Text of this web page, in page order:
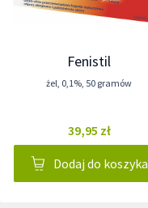
Fenistil
żel, 0,1%, 50 gramów
39,95 zł
Dodaj do koszyka